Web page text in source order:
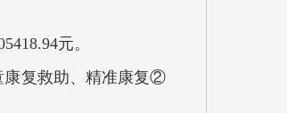
元。
康复救助、精准康复②